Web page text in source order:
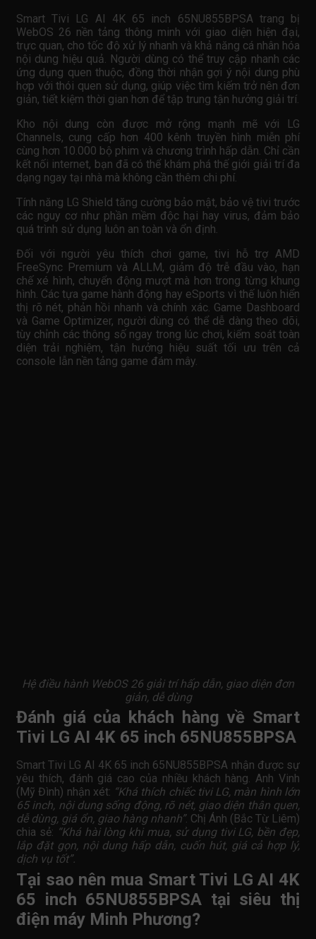
Smart Tivi LG AI 4K 65 inch 65NU855BPSA trang bị
WebOS 26 nền tảng thông minh với giao diện hiện đại,
trực quan, cho tốc độ xử lý nhanh và khả năng cá nhân hóa
nội dung hiệu quả. Người dùng có thể truy cập nhanh các
ứng dụng quen thuộc, đồng thời nhận gợi ý nội dung phù
hợp với thói quen sử dụng, giúp việc tìm kiếm trở nên đơn
giản, tiết kiệm thời gian hơn để tập trung tận hưởng giải trí.
Kho nội dung còn được mở rộng mạnh mẽ với LG
Channels, cung cấp hơn 400 kênh truyền hình miễn phí
cùng hơn 10.000 bộ phim và chương trình hấp dẫn. Chỉ cần
kết nối internet, bạn đã có thể khám phá thế giới giải trí đa
dạng ngay tại nhà mà không cần thêm chi phí.
Tính năng LG Shield tăng cường bảo mật, bảo vệ tivi trước
các nguy cơ như phần mềm độc hại hay virus, đảm bảo
quá trình sử dụng luôn an toàn và ổn định.
Đối với người yêu thích chơi game, tivi hỗ trợ AMD
FreeSync Premium và ALLM, giảm độ trễ đầu vào, hạn
chế xé hình, chuyển động mượt mà hơn trong từng khung
hình. Các tựa game hành động hay eSports vì thế luôn hiển
thị rõ nét, phản hồi nhanh và chính xác. Game Dashboard
và Game Optimizer, người dùng có thể dễ dàng theo dõi,
tùy chỉnh các thông số ngay trong lúc chơi, kiểm soát toàn
diện trải nghiệm, tận hưởng hiệu suất tối ưu trên cả
console lẫn nền tảng game đám mây.
Hệ điều hành WebOS 26 giải trí hấp dẫn, giao diện đơn
giản, dễ dùng
Đánh giá của khách hàng về Smart
Tivi LG AI 4K 65 inch 65NU855BPSA
Smart Tivi LG AI 4K 65 inch 65NU855BPSA nhận được sự
yêu thích, đánh giá cao của nhiều khách hàng. Anh Vinh
(Mỹ Đình) nhận xét: “Khá thích chiếc tivi LG, màn hình lớn
65 inch, nội dung sống động, rõ nét, giao diện thân quen,
dễ dùng, giá ổn, giao hàng nhanh”. Chị Ánh (Bắc Từ Liêm)
chia sẻ: “Khá hài lòng khi mua, sử dụng tivi LG, bền đẹp,
lắp đặt gọn, nội dung hấp dẫn, cuốn hút, giá cả hợp lý,
dịch vụ tốt”.
Tại sao nên mua Smart Tivi LG AI 4K
65 inch 65NU855BPSA tại siêu thị
điện máy Minh Phương?